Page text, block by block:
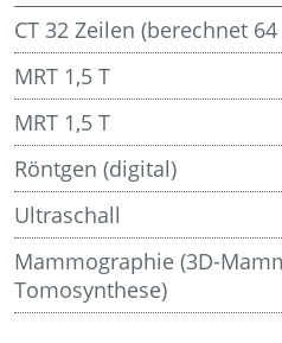
CT 32 Zeilen (berechnet
MRT 1,5 T
MRT 1,5 T
Röntgen (digital)
Ultraschall
Mammographie (3D-
Tomosynthese)